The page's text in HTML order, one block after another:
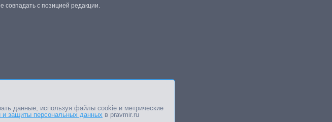
совпадать с позицией редакции.
данные, используя файлы cookie и метрические
и защиты персональных данных в pravmir.ru